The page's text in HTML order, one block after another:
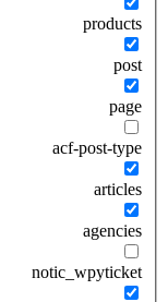
products
post
page
acf-post-type
articles
agencies
notic_wpyticket